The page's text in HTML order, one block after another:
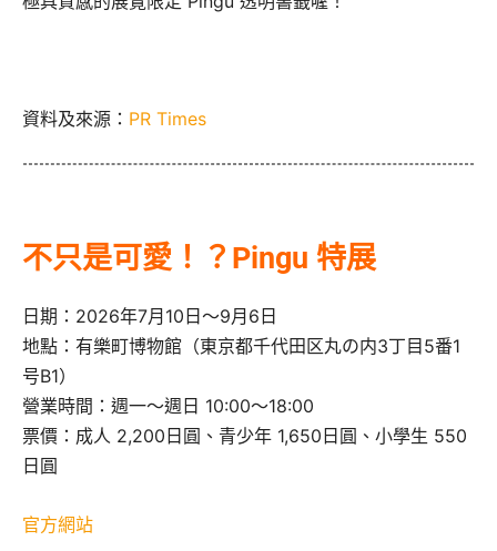
資料及來源： PR Times
不只是可愛！？Pingu 特展
日期：2026年7月10日～9月6日
地點：有樂町博物館（東京都千代田区丸の内3丁目5番1
号B1）
營業時間：週一～週日 10:00～18:00
票價：成人 2,200日圓、青少年 1,650日圓、小學生 550
日圓
官方網站